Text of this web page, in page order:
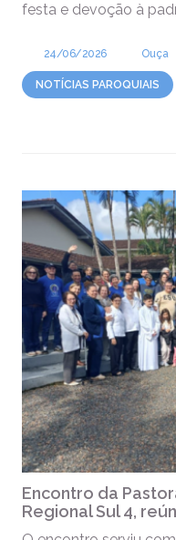
festa e devoção à
24/06/2026 Ouça
NOTÍCIAS PAROQUIAIS
Encontro da
Regional Sul 4,